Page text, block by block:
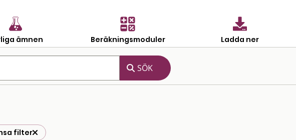
ämnen Beräkningsmoduler Ladda ner
filter